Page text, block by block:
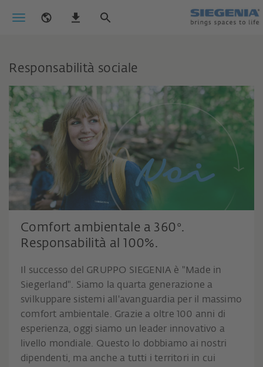
Responsabilità sociale
lo sappiamo: il clima non ci aspetta.
Comfort ambientale a 360°.
Responsabilità al 100%.
Il successo del GRUPPO SIEGENIA è "Made in
Siegerland". Siamo la quarta generazione a
svilkuppare sistemi all'avanguardia per il massimo
comfort ambientale. Grazie a oltre 100 anni di
esperienza, oggi siamo un leader innovativo a
livello mondiale. Questo lo dobbiamo ai nostri
dipendenti, ma anche a tutti i territori in cui